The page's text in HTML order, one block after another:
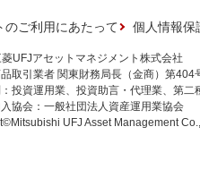
のご利用にあたって 個人情報保
UFJアセットマネジメント株式会社
取引業者 関東財務局長（金商）第404
投資運用業、投資助言・代理業、第二
協会：一般社団法人資産運用業協会
UFJ Asset Management